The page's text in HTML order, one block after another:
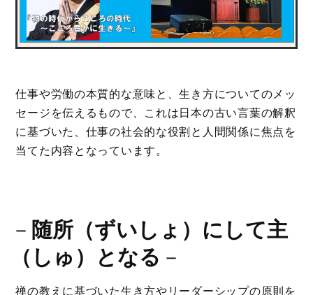
仕事や労働の本質的な意味と、生き方についてのメッ
セージを伝えるもので、これは日本の古い言葉の解釈
に基づいた、仕事の社会的な役割と人間関係に焦点を
当てた内容となっています。
－ 随所（ずいしょ）にして主
（しゅ）となる －
禅の教えに基づいた生き方やリーダーシップの原則を